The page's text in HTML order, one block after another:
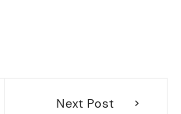
Next Post